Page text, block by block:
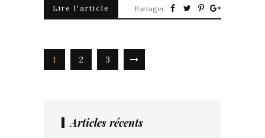
Lire l'article Partager
1 2 3
Articles récents